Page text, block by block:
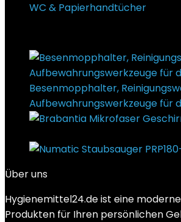
WC & Papierhandtücher
Besenmopphalter,
Aufbewahrungswerkzeuge für
Über uns
Hygienemittel24.de ist eine
Produkten für Ihren persönlichen